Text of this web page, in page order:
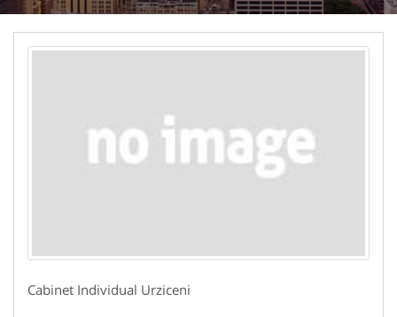
Cabinet Individual Urziceni